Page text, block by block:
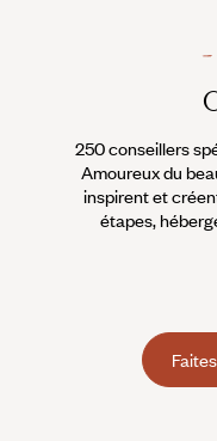
250 conseillers
Amoureux du
inspirent et
étapes,